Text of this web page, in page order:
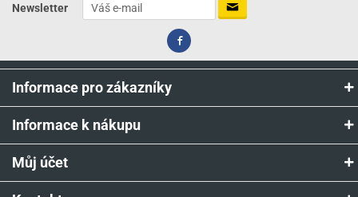
Newsletter
Informace pro zákazníky
Informace k nákupu
Můj účet